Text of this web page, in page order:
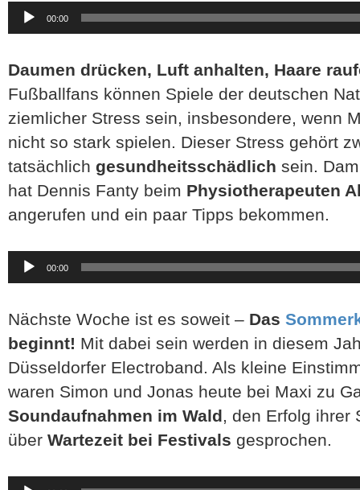
Audio-
Player
00:00
Daumen drücken, Luft anhalten, Haare
Fußballfans können Spiele der deutschen
ziemlicher Stress sein, insbesondere, wenn
nicht so stark spielen. Dieser Stress gehört
tatsächlich gesundheitsschädlich sein.
hat Dennis Fanty beim Physiotherapeuten
angerufen und ein paar Tipps bekommen.
Audio-
Player
00:00
Nächste Woche ist es soweit – Das
beginnt! Mit dabei sein werden in diesem
Düsseldorfer Electroband. Als kleine
waren Simon und Jonas heute bei Maxi zu
Soundaufnahmen im Wald, den Erfolg ihrer
über Wartezeit bei Festivals gesprochen.
Audio-